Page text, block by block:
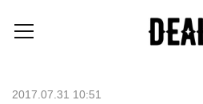
2017.07.31 10:51